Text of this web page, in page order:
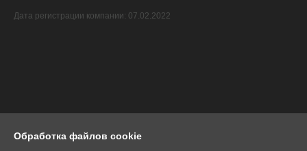
Дата регистрации компании: 07.02.2022
Обработка файлов cookie